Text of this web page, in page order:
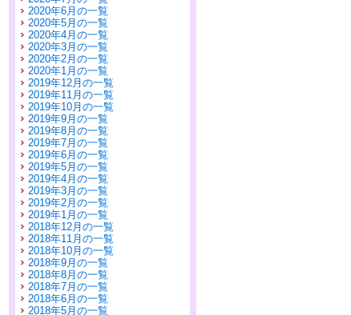
2020年6月の一覧
2020年5月の一覧
2020年4月の一覧
2020年3月の一覧
2020年2月の一覧
2020年1月の一覧
2019年12月の一覧
2019年11月の一覧
2019年10月の一覧
2019年9月の一覧
2019年8月の一覧
2019年7月の一覧
2019年6月の一覧
2019年5月の一覧
2019年4月の一覧
2019年3月の一覧
2019年2月の一覧
2019年1月の一覧
2018年12月の一覧
2018年11月の一覧
2018年10月の一覧
2018年9月の一覧
2018年8月の一覧
2018年7月の一覧
2018年6月の一覧
2018年5月の一覧